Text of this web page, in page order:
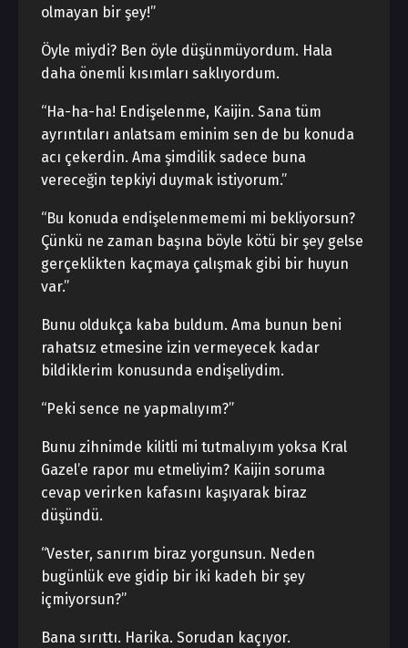
olmayan bir şey!”
Öyle miydi? Ben öyle düşünmüyordum. Hala
daha önemli kısımları saklıyordum.
“Ha-ha-ha! Endişelenme, Kaijin. Sana tüm
ayrıntıları anlatsam eminim sen de bu konuda
acı çekerdin. Ama şimdilik sadece buna
vereceğin tepkiyi duymak istiyorum.”
“Bu konuda endişelenmememi mi bekliyorsun?
Çünkü ne zaman başına böyle kötü bir şey gelse
gerçeklikten kaçmaya çalışmak gibi bir huyun
var.”
Bunu oldukça kaba buldum. Ama bunun beni
rahatsız etmesine izin vermeyecek kadar
bildiklerim konusunda endişeliydim.
“Peki sence ne yapmalıyım?”
Bunu zihnimde kilitli mi tutmalıyım yoksa Kral
Gazel’e rapor mu etmeliyim? Kaijin soruma
cevap verirken kafasını kaşıyarak biraz
düşündü.
“Vester, sanırım biraz yorgunsun. Neden
bugünlük eve gidip bir iki kadeh bir şey
içmiyorsun?”
Bana sırıttı. Harika. Sorudan kaçıyor.